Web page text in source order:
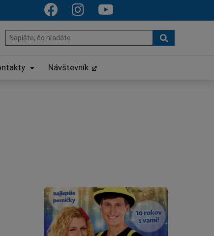
Hľadať:
Návštevník